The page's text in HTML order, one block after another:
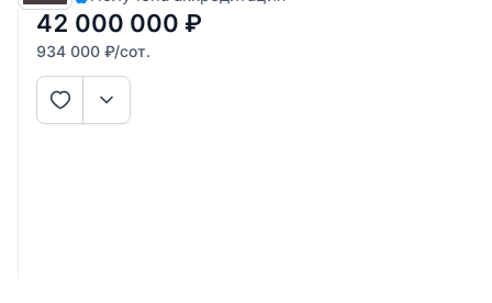
42 000 000 ₽
934 000 ₽/сот.